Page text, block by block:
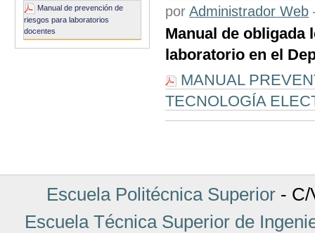
Manual de prevención de
riesgos para laboratorios
docentes
porAdministrador Web
Manual de obligada
laboratorio en el
MANUAL
TECNOLOGÍA
Escuela Politécnica Superior- C/
Escuela Técnica Superior de